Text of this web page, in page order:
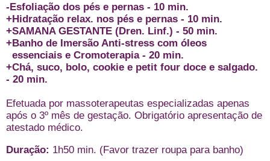
-Esfoliação dos pés e pernas - 10 min.
+Hidratação relax. nos pés e pernas - 10 min.
+SAMANA GESTANTE (Dren. Linf.) - 50 min.
+Banho de Imersão Anti-stress com óleos
essenciais e Cromoterapia - 20 min.
+Chá, suco, bolo, cookie e petit four doce e salgado.
- 20 min.
Efetuada por massoterapeutas especializadas apenas
após o 3º mês de gestação. Obrigatório apresentação de
atestado médico.
Duração: 1h50 min. (Favor trazer roupa para banho)